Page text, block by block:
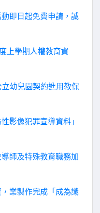
即日起免費申請，誠
上學期人權教育資
幼兒園契約進用教保
影像犯罪宣導資料」
師及特殊教育職務加
業製作完成「成為識